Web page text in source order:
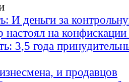
И деньги за
настоял на
3,5 года
и продавцов